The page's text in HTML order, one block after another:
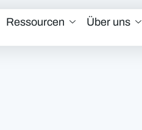
Ressourcen Über uns